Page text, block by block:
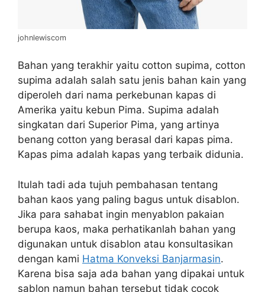
johnlewiscom
Bahan yang terakhir yaitu cotton supima, cotton
supima adalah salah satu jenis bahan kain yang
diperoleh dari nama perkebunan kapas di
Amerika yaitu kebun Pima. Supima adalah
singkatan dari Superior Pima, yang artinya
benang cotton yang berasal dari kapas pima.
Kapas pima adalah kapas yang terbaik didunia.
Itulah tadi ada tujuh pembahasan tentang
bahan kaos yang paling bagus untuk disablon.
Jika para sahabat ingin menyablon pakaian
berupa kaos, maka perhatikanlah bahan yang
digunakan untuk disablon atau konsultasikan
dengan kami Hatma Konveksi Banjarmasin.
Karena bisa saja ada bahan yang dipakai untuk
sablon namun bahan tersebut tidak cocok